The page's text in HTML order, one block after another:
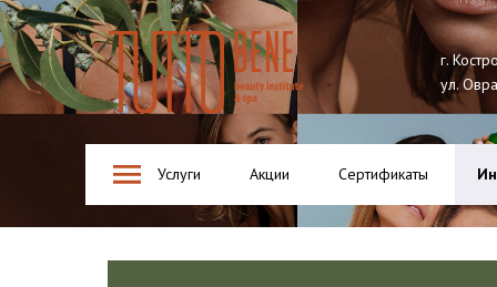
Tutto Bene
г.
ул.
Услуги Акции Сертификаты